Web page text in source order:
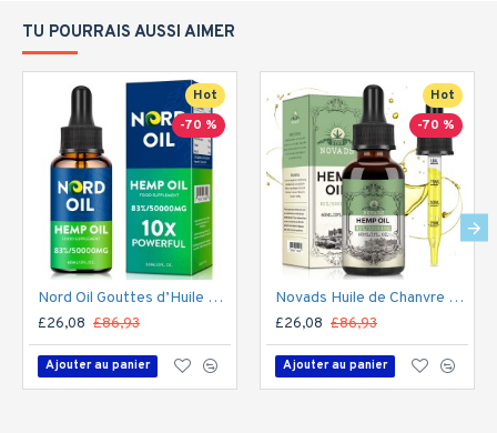
TU POURRAIS AUSSI AIMER
Hot
-70 %
Nord Oil Gouttes d’Huile de Chanvre 50000mg – Formule CBD Bio pour le Stress et le Sommeil | Fabriqué aux États-Unis
£26,08 £86,93
Ajouter au panier
Hot
-70 %
Novads Huile de Chanvre Haute Puissance – 50 000 mg d’Extrait de Chanvre Premium, 60 ml (Formule Avancée)
£26,08 £86,93
Ajouter au panier